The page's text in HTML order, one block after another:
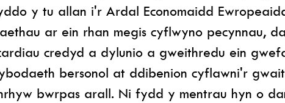
y tu allan i'r Ardal Economaidd
ar ein rhan megis cyflwyno pecynnau,
credyd a dylunio a gweithredu ein
bersonol at ddibenion cyflawni'r
bwrpas arall. Ni fydd y mentrau hyn o